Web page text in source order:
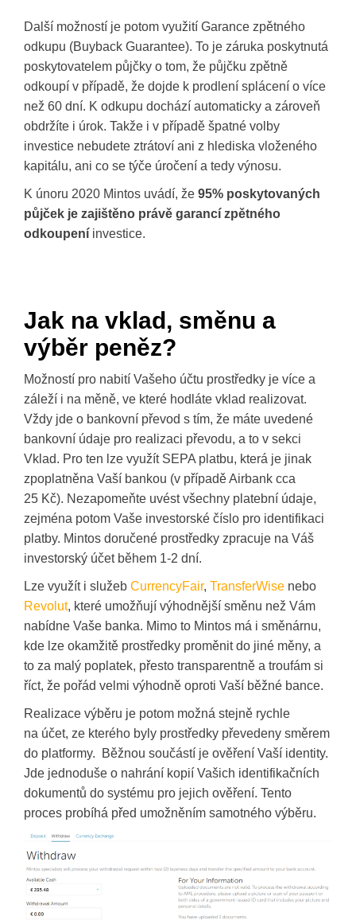
Další možností je potom využití Garance zpětného
odkupu (Buyback Guarantee). To je záruka poskytnutá
poskytovatelem půjčky o tom, že půjčku zpětně
odkoupí v případě, že dojde k prodlení splácení o více
než 60 dní. K odkupu dochází automaticky a zároveň
obdržíte i úrok. Takže i v případě špatné volby
investice nebudete ztrátoví ani z hlediska vloženého
kapitálu, ani co se týče úročení a tedy výnosu.
K únoru 2020 Mintos uvádí, že 95% poskytovaných
půjček je zajištěno právě garancí zpětného
odkoupení investice.
Jak na vklad, směnu a
výběr peněz?
Možností pro nabití Vašeho účtu prostředky je více a
záleží i na měně, ve které hodláte vklad realizovat.
Vždy jde o bankovní převod s tím, že máte uvedené
bankovní údaje pro realizaci převodu, a to v sekci
Vklad. Pro ten lze využít SEPA platbu, která je jinak
zpoplatněna Vaší bankou (v případě Airbank cca
25 Kč). Nezapomeňte uvést všechny platební údaje,
zejména potom Vaše investorské číslo pro identifikaci
platby. Mintos doručené prostředky zpracuje na Váš
investorský účet během 1-2 dní.
Lze využít i služeb CurrencyFair, TransferWise nebo
Revolut, které umožňují výhodnější směnu než Vám
nabídne Vaše banka. Mimo to Mintos má i směnárnu,
kde lze okamžitě prostředky proměnit do jiné měny, a
to za malý poplatek, přesto transparentně a troufám si
říct, že pořád velmi výhodně oproti Vaší běžné bance.
Realizace výběru je potom možná stejně rychle
na účet, ze kterého byly prostředky převedeny směrem
do platformy. Běžnou součástí je ověření Vaší identity.
Jde jednoduše o nahrání kopií Vašich identifikačních
dokumentů do systému pro jejich ověření. Tento
proces probíhá před umožněním samotného výběru.